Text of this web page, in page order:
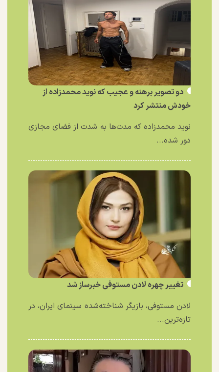
دو تصویر برهنه و عجیب که نوید محمدزاده از
خودش منتشر کرد
نوید محمدزاده که مدت‌ها به شدت از فضای مجازی
دور شده...
تغییر چهره لادن مستوفی خبرساز شد
لادن مستوفی، بازیگر شناخته‌شده سینمای ایران، در
تازه‌ترین...